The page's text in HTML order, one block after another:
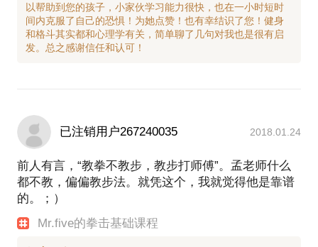
以帮助到您的孩子，小家伙学习能力很快，也在一小时短时
间内克服了自己的恐惧！为她点赞！也有幸结识了您！健身
和格斗其实都和心理学有关，简单聊了几句对我也是很有启
已注销用户267240035 2018.01.24
前人有言，“教拳不教步，教步打师傅”。孟老师什么
都不教，偏偏教步法。就凭这个，我就觉得他是靠谱
的。；）
Mr.five的拳击基础课程